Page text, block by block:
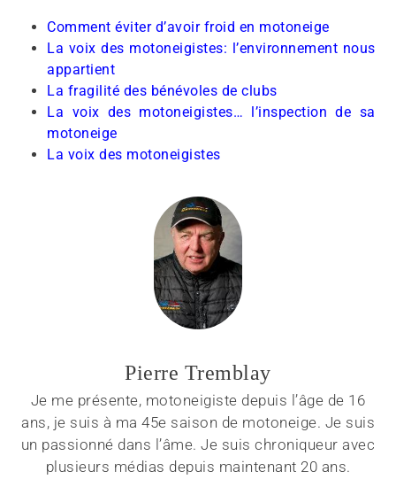
Comment éviter d’avoir froid en motoneige
La voix des motoneigistes: l’environnement nous
appartient
La fragilité des bénévoles de clubs
La voix des motoneigistes… l’inspection de sa
motoneige
La voix des motoneigistes
Pierre Tremblay
Je me présente, motoneigiste depuis l’âge de 16
ans, je suis à ma 45e saison de motoneige. Je suis
un passionné dans l’âme. Je suis chroniqueur avec
plusieurs médias depuis maintenant 20 ans.